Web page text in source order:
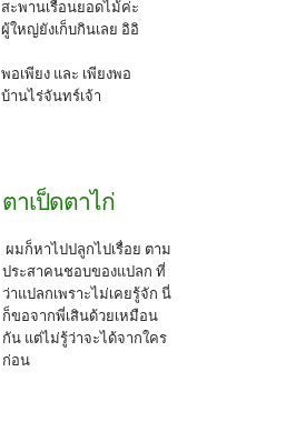
สะพานเรือนยอดไม้ค่ะ
ผู้ใหญ่ยังเก็บกินเลย อิอิ
พอเพียง และ เพียงพอ
บ้านไร่จันทร์เจ้า
ตาเป็ดตาไก่
ผมก็หาไปปลูกไปเรื่อย ตาม
ประสาคนชอบของแปลก ที่
ว่าแปลกเพราะไม่เคยรู้จัก นี่
ก็ขอจากพี่เสินด้วยเหมือน
กัน แต่ไม่รู้ว่าจะได้จากใคร
ก่อน